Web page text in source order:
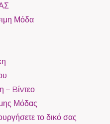
Μόδα
Bίντεο
Μόδας
το δικό σας